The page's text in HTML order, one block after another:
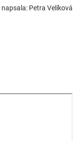
napsala: Petra Velíková